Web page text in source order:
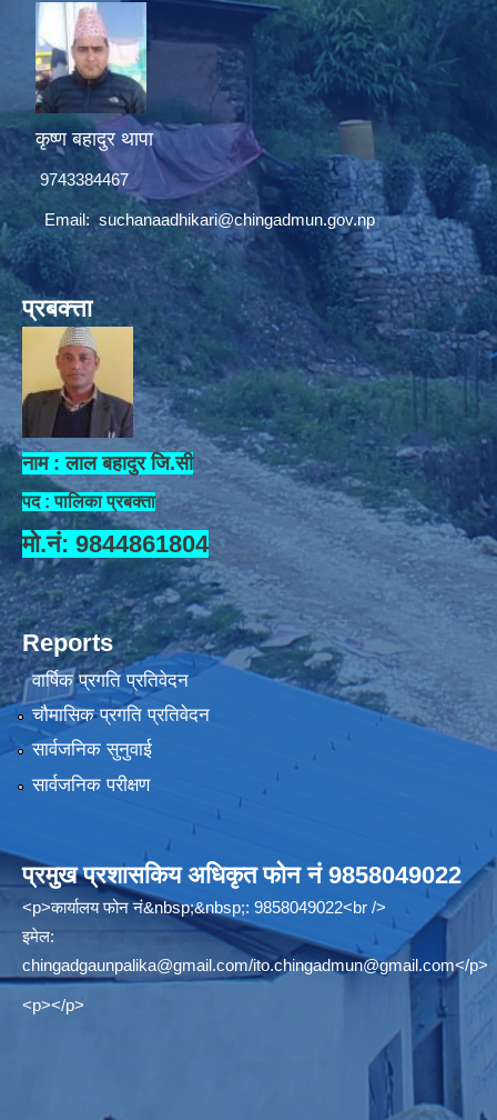
कृष्ण बहादुर थापा
9743384467
Email:suchanaadhikari@chingadmun.gov.np
प्रबक्त्ता
नाम : लाल बहादुर जि.सी
पद : पालिका प्रबक्ता
मो.नं: 9844861804
Reports
वार्षिक प्रगति प्रतिवेदन
चौमासिक प्रगति प्रतिवेदन
सार्वजनिक सुनुवाई
सार्वजनिक परीक्षण
प्रमुख प्रशासकिय अधिकृत फोन नं 9858049022
<p>कार्यालय फोन नं&nbsp;&nbsp;: 9858049022<br />
इमेल:
chingadgaunpalika@gmail.com/ito.chingadmun@gmail.com</p>
<p></p>